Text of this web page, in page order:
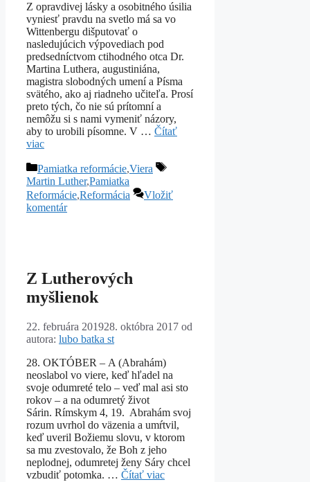
Z opravdivej lásky a osobitného úsilia
vyniesť pravdu na svetlo má sa vo
Wittenbergu dišputovať o
nasledujúcich výpovediach pod
predsedníctvom ctihodného otca Dr.
Martina Luthera, augustiniána,
magistra slobodných umení a Písma
svätého, ako aj riadneho učiteľa. Prosí
preto tých, čo nie sú prítomní a
nemôžu si s nami vymeniť názory,
aby to urobili písomne. V … Čítať
viac
Kategórie
Pamiatka reformácie,Viera
Značky
Martin Luther,Pamiatka
Reformácie,Reformácia
Vložiť
komentár
Z Lutherových
myšlienok
22. februára 201928. októbra 2017 od
autora: lubo batka st
28. OKTÓBER – A (Abrahám)
neoslabol vo viere, keď hľadel na
svoje odumreté telo – veď mal asi sto
rokov – a na odumretý život
Sárin. Rímskym 4, 19. Abrahám svoj
rozum uvrhol do väzenia a umŕtvil,
keď uveril Božiemu slovu, v ktorom
sa mu zvestovalo, že Boh z jeho
neplodnej, odumretej ženy Sáry chcel
vzbudiť potomka. … Čítať viac